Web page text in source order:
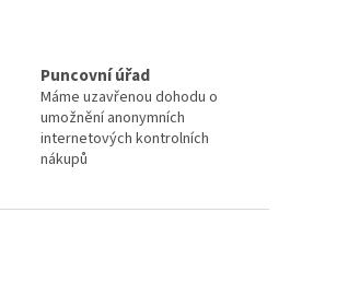
Puncovní úřad
Máme uzavřenou dohodu o
umožnění anonymních
internetových kontrolních
nákupů